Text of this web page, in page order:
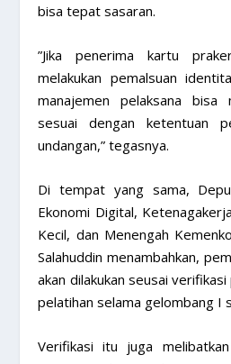
bisa tepat sasaran.
”Jika penerima kartu
melakukan pemalsuan
manajemen pelaksana bisa
sesuai dengan ketentuan
undangan,” tegasnya.
Di tempat yang sama,
Ekonomi Digital,
Kecil, dan Menengah
Salahuddin menambahkan,
akan dilakukan seusai
pelatihan selama gelombang I
Verifikasi itu juga